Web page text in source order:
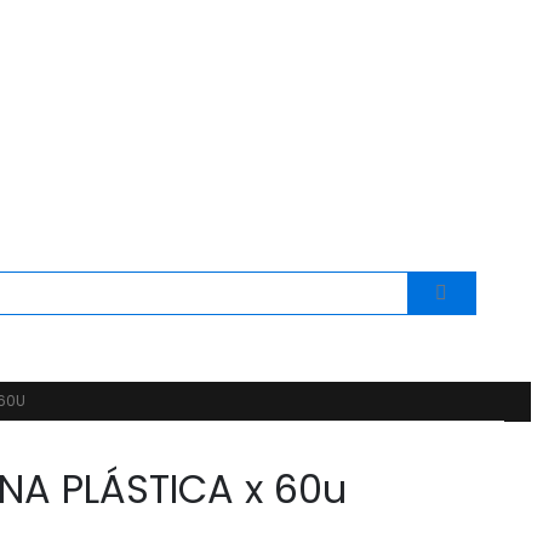
PLÁSTICA x 60u